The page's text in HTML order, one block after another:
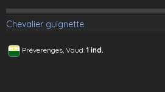
Chevalier guignette
Préverenges, Vaud: 1 ind.